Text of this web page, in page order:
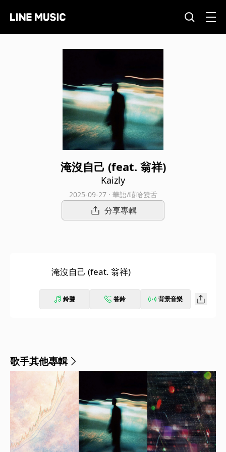
淹沒自己 (feat. 翁祥)
Kaizly
2025-09-27 · 華語/嘻哈饒舌
分享專輯
淹沒自己 (feat. 翁祥)
鈴聲 答鈴 背景音樂
歌手其他專輯